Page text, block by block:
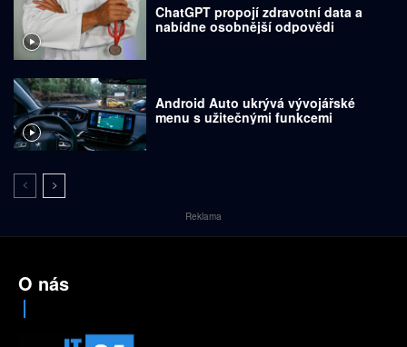
ChatGPT propojí zdravotní data a
nabídne osobnější odpovědi
Android Auto ukrývá vývojářské
menu s užitečnými funkcemi
Reklama
O nás